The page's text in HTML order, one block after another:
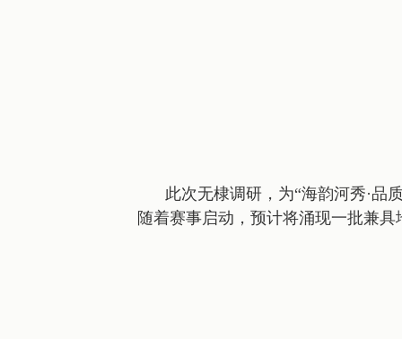
此次无棣调研，为“海韵河秀·品
随着赛事启动，预计将涌现一批兼